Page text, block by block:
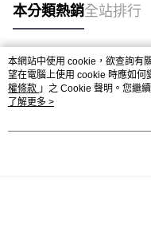
本分類熱銷全站排行
熱門標籤
本網站中使用 cookie，欲查詢有
望在電腦上使用 cookie 時應如何
權條款 」之 Cookie 聲明。您繼
用條款之 Cookie 聲明使用 cookie
了解更多 >